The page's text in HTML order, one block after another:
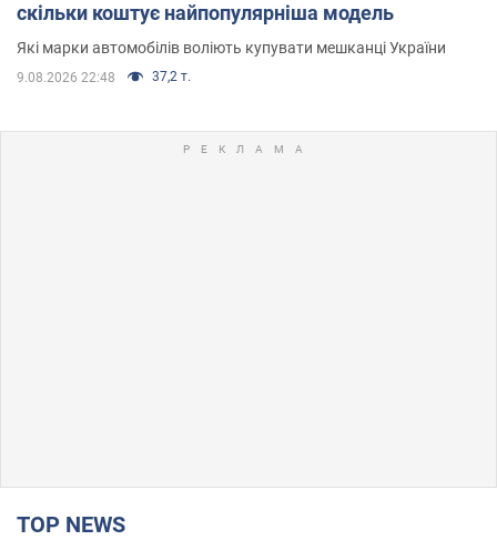
скільки коштує найпопулярніша модель
Які марки автомобілів воліють купувати мешканці України
9.08.2026 22:48 37,2 т.
TOP NEWS